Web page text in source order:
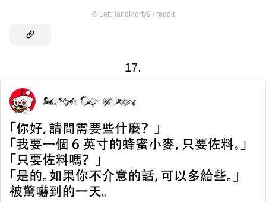
© LeftHandMorty9 / reddit
17.